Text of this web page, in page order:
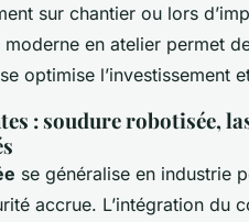
sur chantier ou lors
en atelier permet
optimise l’investissement
: soudure robotisée,
se généralise en industrie
accrue. L’intégration du